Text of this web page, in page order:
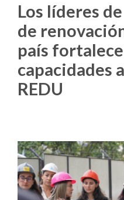
Los líderes de las empresas
de
país
capacidades
REDU